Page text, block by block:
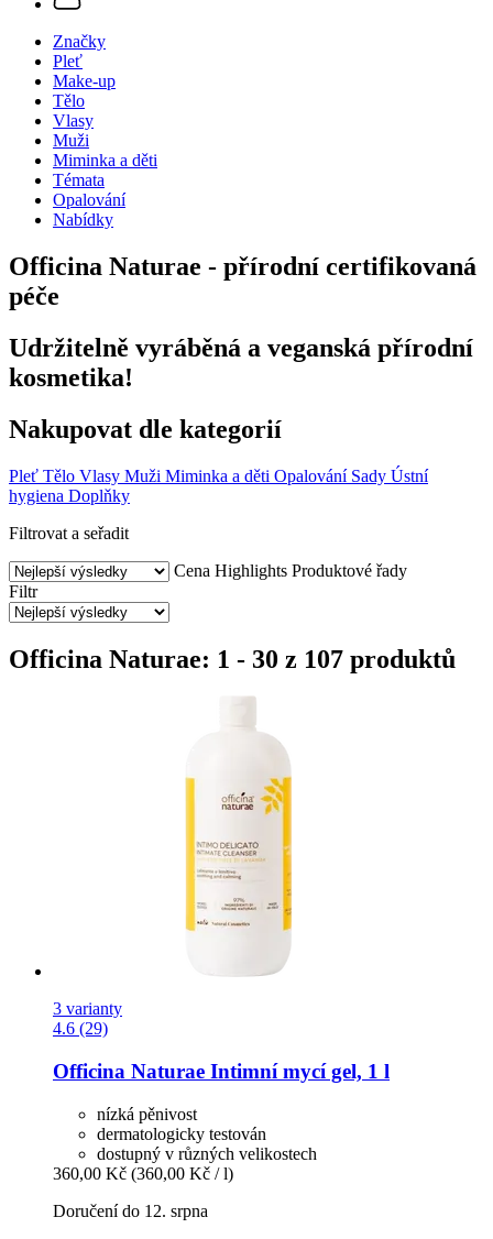
Značky
Pleť
Make-up
Tělo
Vlasy
Muži
Miminka a děti
Témata
Opalování
Nabídky
Officina Naturae - přírodní certifikovaná
péče
Udržitelně vyráběná a veganská přírodní
kosmetika!
Nakupovat dle kategorií
Pleť Tělo Vlasy Muži Miminka a děti Opalování Sady Ústní
hygiena Doplňky
Filtrovat a seřadit
Cena Highlights Produktové řady
Filtr
Officina Naturae: 1 - 30 z 107 produktů
3 varianty
4.6 (29)
Officina Naturae Intimní mycí gel, 1 l
nízká pěnivost
dermatologicky testován
dostupný v různých velikostech
360,00 Kč (360,00 Kč / l)
Doručení do 12. srpna